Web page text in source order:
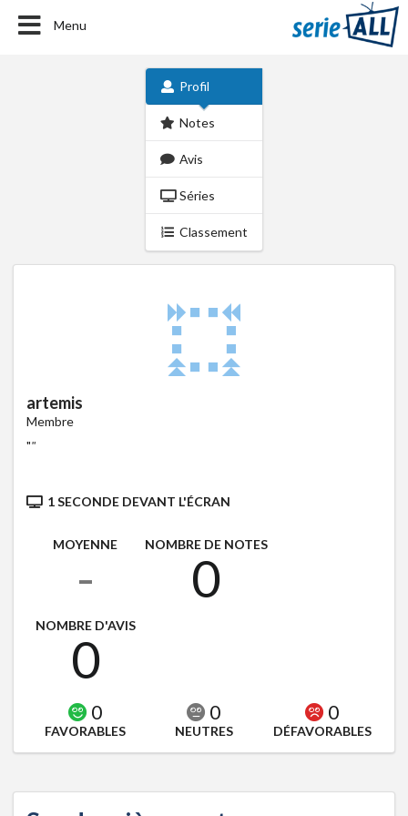
Menu
Profil
Notes
Avis
Séries
Classement
artemis
Membre
""
1 SECONDE DEVANT L'ÉCRAN
MOYENNE
-
NOMBRE DE NOTES
0
NOMBRE D'AVIS
0
0
FAVORABLES
0
NEUTRES
0
DÉFAVORABLES